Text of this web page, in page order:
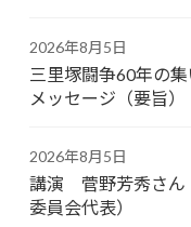
2026年8月5日
三里塚闘争60年の
メッセージ（要旨）
2026年8月5日
講演 菅野芳秀さん
委員会代表）